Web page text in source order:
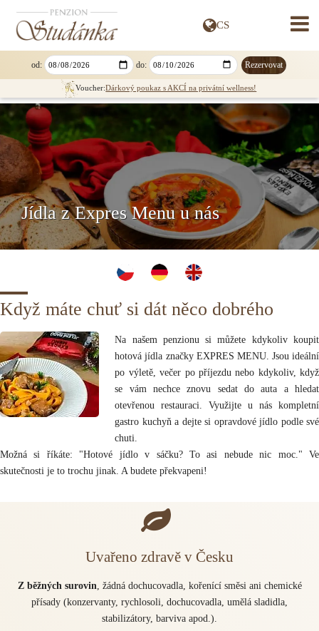
CS
» ENGLISH
» SLOVENSKY
» POLSKI
od: do:
Voucher:Dárkový poukaz s AKCÍ na privátní wellness!
Jídla z Expres Menu u nás
Když máte chuť si dát něco dobrého
Na našem penzionu si můžete kdykoliv koupit
hotová jídla značky EXPRES MENU. Jsou ideální
po výletě, večer po příjezdu nebo kdykoliv, když
se vám nechce znovu sedat do auta a hledat
otevřenou restauraci. Využijte u nás kompletní
gastro kuchyň a dejte si opravdové jídlo podle své
chuti.
Možná si říkáte: "Hotové jídlo v sáčku? To asi nebude nic moc." Ve
skutečnosti je to trochu jinak. A budete překvapeni!
Uvařeno zdravě v Česku
Z běžných surovin , žádná dochucovadla, kořenící směsi ani chemické
přísady (konzervanty, rychlosoli, dochucovadla, umělá sladidla,
stabilizátory, barviva apod.).